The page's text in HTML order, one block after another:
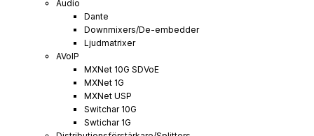
Audio
Dante
Downmixers/De-embedder
Ljudmatrixer
AVoIP
MXNet 10G SDVoE
MXNet 1G
MXNet USP
Switchar 10G
Swtichar 1G